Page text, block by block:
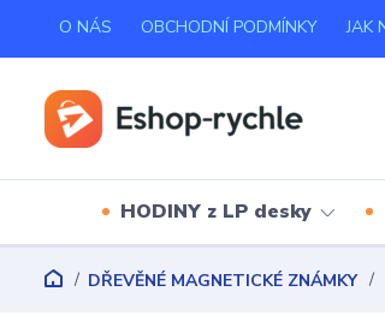
O NÁS OBCHODNÍ PODMÍNKY JAK
HODINY z LP desky
DŘEVĚNÉ MAGNETICKÉ ZNÁMKY